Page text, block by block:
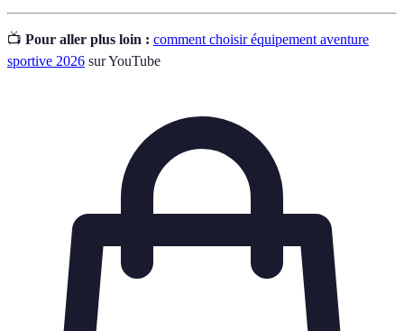
📺 Pour aller plus loin : comment choisir équipement aventure
sportive 2026 sur YouTube